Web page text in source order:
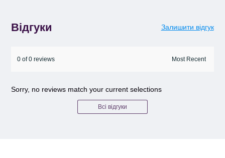
Відгуки Залишити відгук
0 of 0 reviews
Sorry, no reviews match your current selections
Всі відгуки